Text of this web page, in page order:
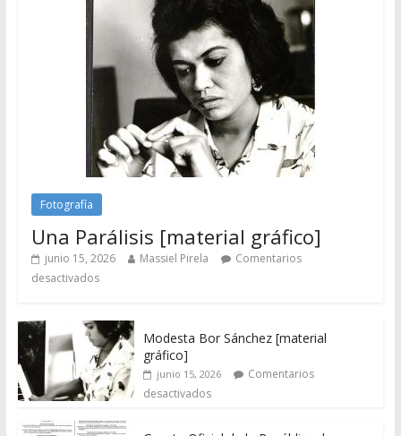
Fotografía
Una Parálisis [material gráfico]
junio 15, 2026 Massiel Pirela
Comentarios
desactivados
Modesta Bor Sánchez [material
gráfico]
junio 15, 2026
Comentarios
desactivados